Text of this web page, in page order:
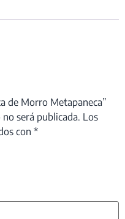
de Morro Metapaneca”
será publicada. Los
con *